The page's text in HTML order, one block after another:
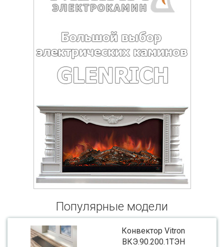
Популярные модели
Конвектор Vitron
ВКЭ.90.200.1ТЭН